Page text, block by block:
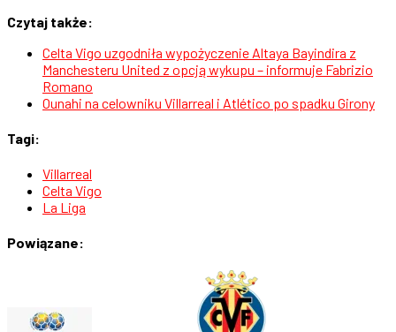
Czytaj także:
Celta Vigo uzgodniła wypożyczenie Altaya Bayindira z
Manchesteru United z opcją wykupu – informuje Fabrizio
Romano
Ounahi na celowniku Villarreal i Atlético po spadku Girony
Tagi:
Villarreal
Celta Vigo
La Liga
Powiązane: